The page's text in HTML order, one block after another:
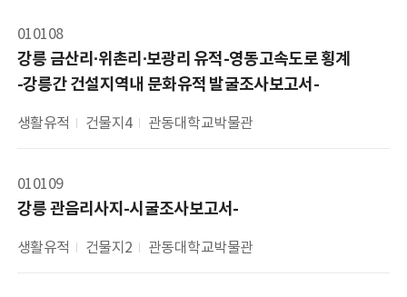
010108
강릉 금산리∙위촌리∙보광리 유적-영동고속도로 횡계
-강릉간 건설지역내 문화유적 발굴조사보고서-
생활유적 건물지4 관동대학교박물관
010109
강릉 관음리사지-시굴조사보고서-
생활유적 건물지2 관동대학교박물관